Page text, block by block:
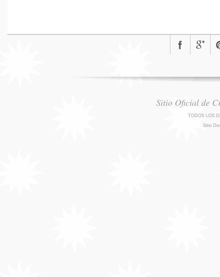
Sitio Oficial de
TODOS LOS
Sitio